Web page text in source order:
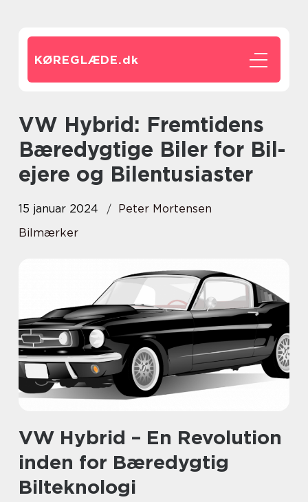
KØREGLÆDE.dk
VW Hybrid: Fremtidens
Bæredygtige Biler for Bil-
ejere og Bilentusiaster
15 januar 2024
Peter Mortensen
Bilmærker
VW Hybrid – En Revolution
inden for Bæredygtig
Bilteknologi